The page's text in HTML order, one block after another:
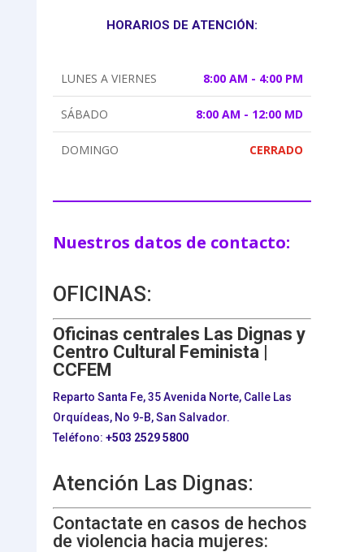
HORARIOS DE ATENCIÓN:
LUNES A VIERNES 8:00 AM - 4:00 PM
SÁBADO 8:00 AM - 12:00 MD
DOMINGO CERRADO
Nuestros datos de contacto:
OFICINAS:
Oficinas centrales Las Dignas y
Centro Cultural Feminista |
CCFEM
Reparto Santa Fe, 35 Avenida Norte, Calle Las
Orquídeas, No 9-B, San Salvador.
Teléfono: +503 2529 5800
Atención Las Dignas:
Contactate en casos de hechos
de violencia hacia mujeres: